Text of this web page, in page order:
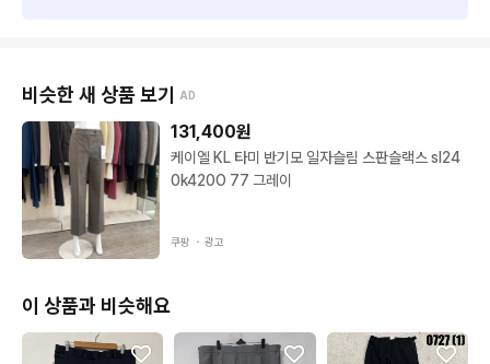
비슷한 새 상품 보기 AD
131,400원
케이엘 KL 타미 반기모 일자슬림 스판슬랙스 sl24
0k420O 77 그레이
쿠팡 ・ 광고
이 상품과 비슷해요